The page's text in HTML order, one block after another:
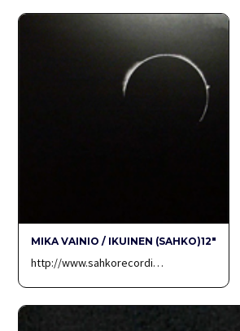
MIKA VAINIO / IKUINEN (SAHKO)12″
http://www.sahkorecordi…